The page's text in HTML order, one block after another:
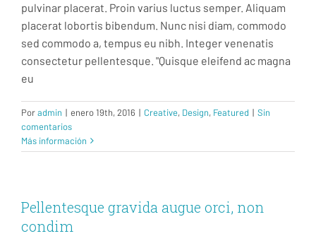
pulvinar placerat. Proin varius luctus semper. Aliquam
placerat lobortis bibendum. Nunc nisi diam, commodo
sed commodo a, tempus eu nibh. Integer venenatis
consectetur pellentesque. "Quisque eleifend ac magna
eu
Poradmin | enero 19th, 2016 | Creative, Design, Featured | Sin
comentarios
Más información
Pellentesque gravida augue orci, non
condim